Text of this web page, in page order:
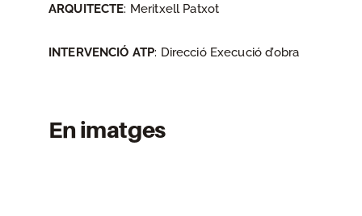
ARQUITECTE: Meritxell Patxot
INTERVENCIÓ ATP: Direcció Execució d’obra
En imatges